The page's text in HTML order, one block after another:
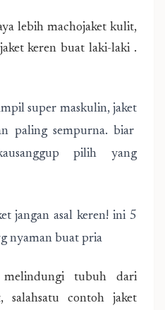
lebih machojaket kulit,
keren buat laki-laki .
super maskulin, jaket
paling sempurna. biar
pilih yang
jangan asal keren! ini 5
nyaman buat pria
tubuh dari
salahsatu contoh jaket